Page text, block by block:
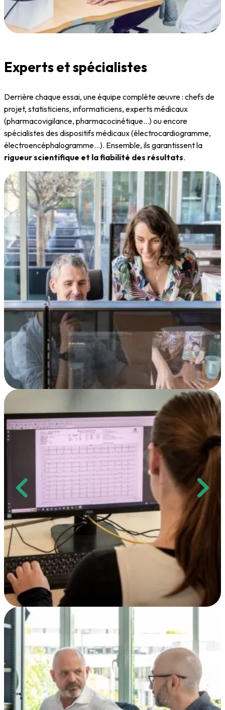
Experts et spécialistes
Derrière chaque essai, une équipe complète œuvre : chefs de
projet, statisticiens, informaticiens, experts médicaux
(pharmacovigilance, pharmacocinétique…) ou encore
spécialistes des dispositifs médicaux (électrocardiogramme,
électroencéphalogramme…). Ensemble, ils garantissent la
rigueur scientifique et la fiabilité des résultats.